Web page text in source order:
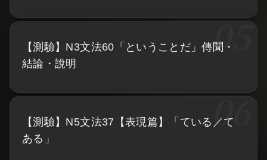
【測驗】N3文法60「ということだ」傳聞・
結論・說明
【測驗】N5文法37【表現篇】「ている／て
ある」